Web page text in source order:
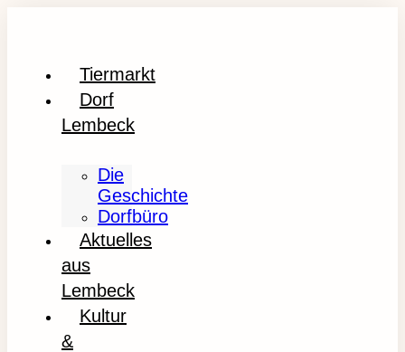
Tiermarkt
Dorf
Lembeck
Die
Geschichte
Dorfbüro
Aktuelles
aus
Lembeck
Kultur
&